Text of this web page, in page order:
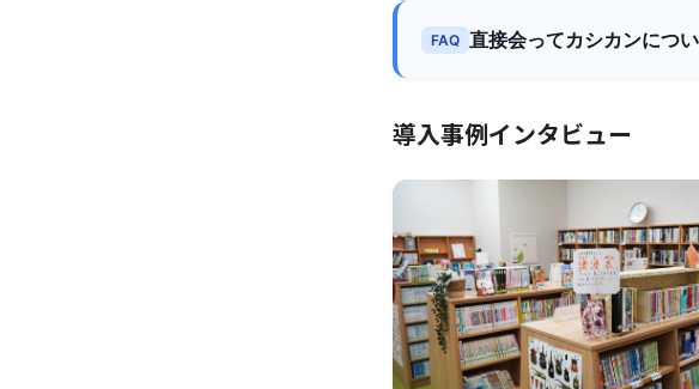
FAQ 直接会ってカシカンにつ
導入事例インタビュー